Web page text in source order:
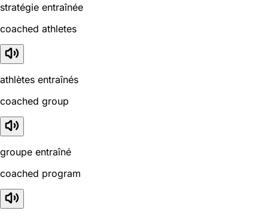
stratégie entraînée
coached athletes
athlètes entraînés
coached group
groupe entraîné
coached program